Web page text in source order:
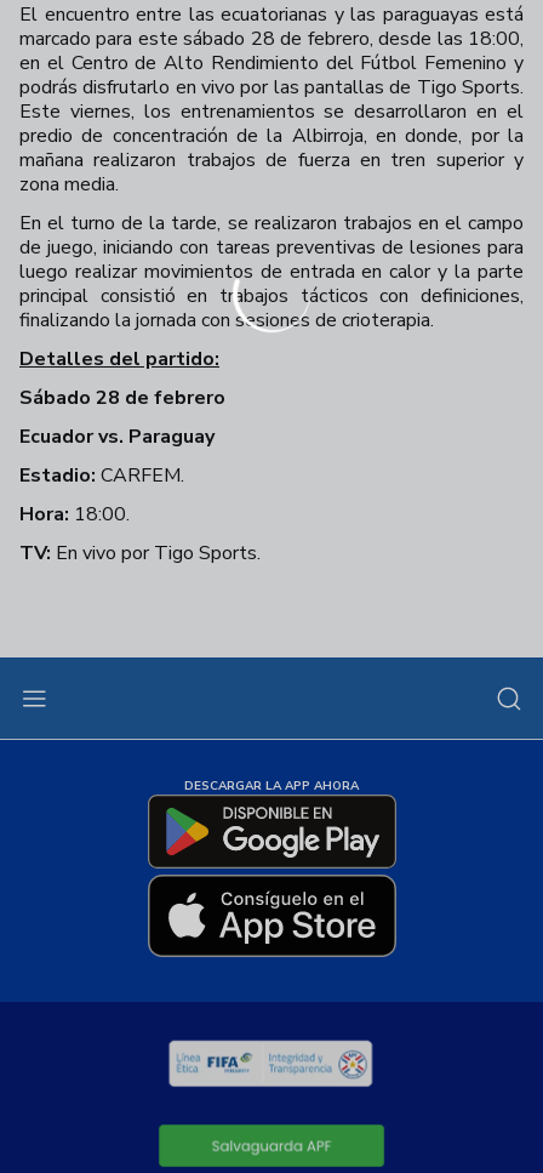
El encuentro entre las ecuatorianas y las paraguayas está
marcado para este sábado 28 de febrero, desde las 18:00,
en el Centro de Alto Rendimiento del Fútbol Femenino y
podrás disfrutarlo en vivo por las pantallas de Tigo Sports.
Este viernes, los entrenamientos se desarrollaron en el
predio de concentración de la Albirroja, en donde, por la
mañana realizaron trabajos de fuerza en tren superior y
zona media.
En el turno de la tarde, se realizaron trabajos en el campo
de juego, iniciando con tareas preventivas de lesiones para
luego realizar movimientos de entrada en calor y la parte
principal consistió en trabajos tácticos con definiciones,
finalizando la jornada con sesiones de crioterapia.
Detalles del partido:
Sábado 28 de febrero
Ecuador vs. Paraguay
Estadio: CARFEM.
Hora: 18:00.
TV: En vivo por Tigo Sports.
DESCARGAR LA APP AHORA